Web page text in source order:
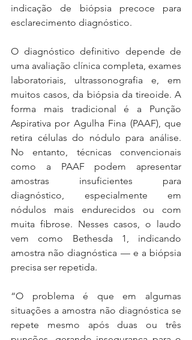
indicação de biópsia precoce para
esclarecimento diagnóstico.
O diagnóstico definitivo depende de
uma avaliação clínica completa, exames
laboratoriais, ultrassonografia e, em
muitos casos, da biópsia da tireoide. A
forma mais tradicional é a Punção
Aspirativa por Agulha Fina (PAAF), que
retira células do nódulo para análise.
No entanto, técnicas convencionais
como a PAAF podem apresentar
amostras insuficientes para
diagnóstico, especialmente em
nódulos mais endurecidos ou com
muita fibrose. Nesses casos, o laudo
vem como Bethesda 1, indicando
amostra não diagnóstica — e a biópsia
precisa ser repetida.
“O problema é que em algumas
situações a amostra não diagnóstica se
repete mesmo após duas ou três